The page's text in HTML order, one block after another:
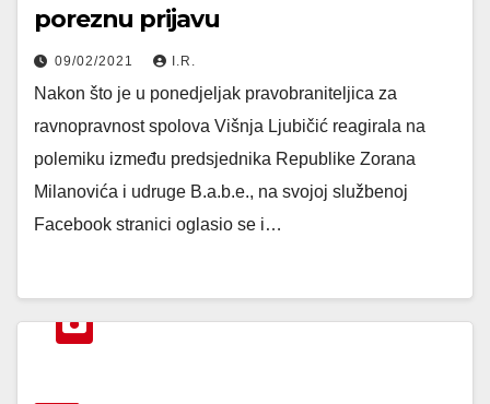
poreznu prijavu
09/02/2021 I.R.
Nakon što je u ponedjeljak pravobraniteljica za
ravnopravnost spolova Višnja Ljubičić reagirala na
polemiku između predsjednika Republike Zorana
Milanovića i udruge B.a.b.e., na svojoj službenoj
Facebook stranici oglasio se i…